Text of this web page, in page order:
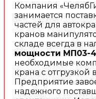
Компания
занимается
частей для
кранов
складе всегда в
мощности МП03-
необходимые
крана с отгрузкой
Предприятие
надежного